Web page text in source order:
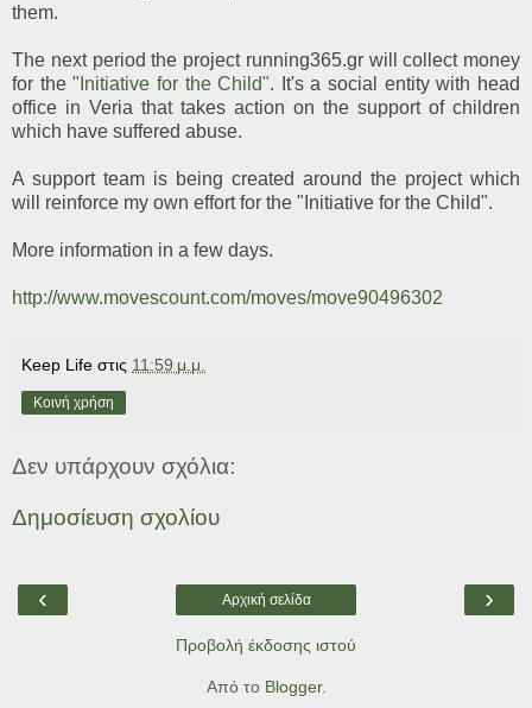
them.
The next period the project running365.gr will collect money
for the"Initiative for the Child". It's a social entity with head
office in Veria that takes action on the support of children
which have suffered abuse.
A support team is being created around the project which
will reinforce my own effort for the "Initiative for the Child".
More information in a few days.
http://www.movescount.com/moves/move90496302
Keep Life στις 11:59 μ.μ.
Κοινή χρήση
Δεν υπάρχουν σχόλια:
Δημοσίευση σχολίου
‹ ›
Αρχική σελίδα
Προβολή έκδοσης ιστού
Από το Blogger.